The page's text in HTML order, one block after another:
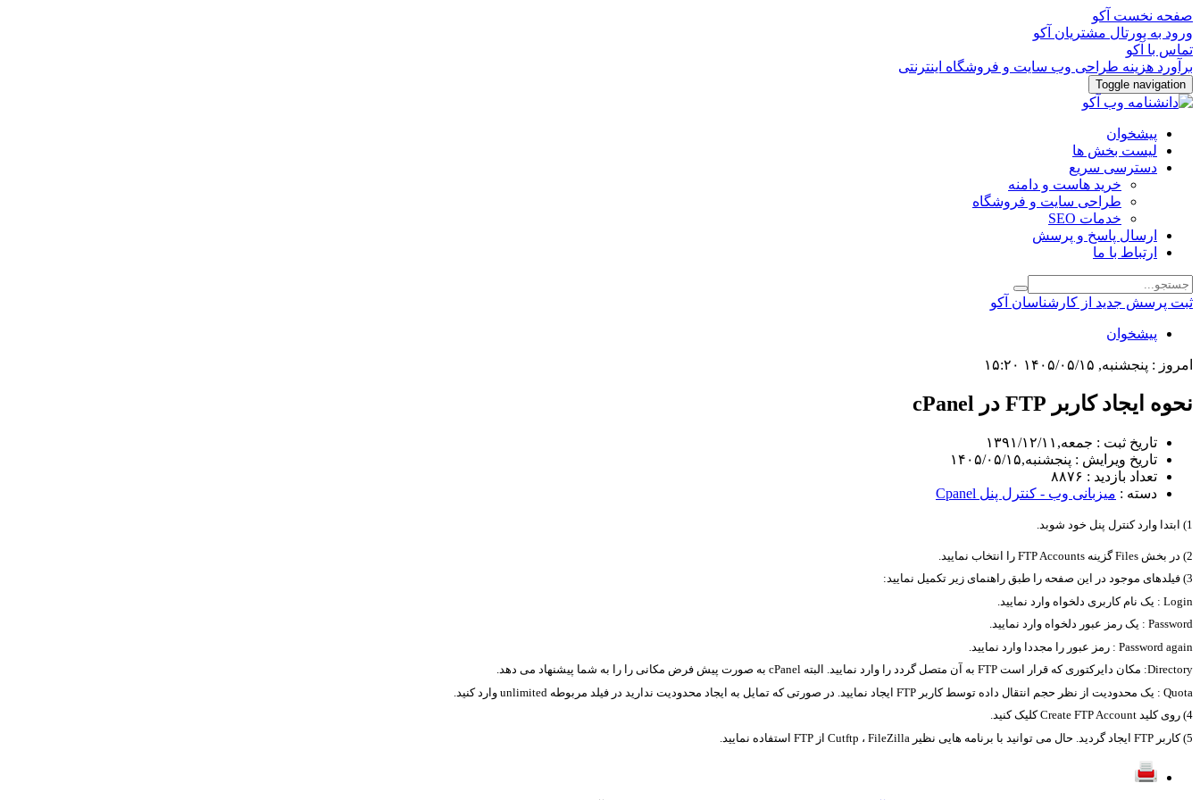
صفحه نخست آکو
ورود به پورتال مشتریان آکو
تماس با آکو
برآورد هزینه طراحی وب سایت و فروشگاه اینترنتی
Toggle navigation
پیشخوان
لیست بخش ها
دسترسی سریع
خرید هاست و دامنه
طراحی سایت و فروشگاه
خدمات SEO
ارسال پاسخ و پرسش
ارتباط با ما
ثبت پرسش جدید از کارشناسان آکو
پیشخوان
امروز : پنجشنبه, ۱۴۰۵/۰۵/۱۵ ۱۵:۲۰
نحوه ایجاد کاربر FTP در cPanel
تاریخ ثبت : جمعه,۱۳۹۱/۱۲/۱۱
تاریخ ویرایش : پنجشنبه,۱۴۰۵/۰۵/۱۵
تعداد بازدید : ۸۸۷۶
دسته : میزبانی وب - کنترل پنل Cpanel
1) ابتدا وارد کنترل پنل خود شوبد.
2) در بخش Files گزینه FTP Accounts را انتخاب نمایید.
3) فیلدهای موجود در این صفحه را طبق راهنمای زیر تکمیل نمایید:
Login : یک نام کاربری دلخواه وارد نمایید.
Password : یک رمز عبور دلخواه وارد نمایید.
Password again : رمز عبور را مجددا وارد نمایید.
Directory: مکان دایرکتوری که قرار است FTP به آن متصل گردد را وارد نمایید. البته cPanel به صورت پیش فرض مکانی را را به شما پیشنهاد می دهد.
Quota : یک محدودیت از نظر حجم انتقال داده توسط کاربر FTP ایجاد نمایید. در صورتی که تمایل به ایجاد محدودیت ندارید در فیلد مربوطه unlimited وارد کنید.
4) روی کلید Create FTP Account کلیک کنید.
5) کاربر FTP ایجاد گردید. حال می توانید با برنامه هایی نظیر Cutftp ، FileZilla از FTP استفاده نمایید.